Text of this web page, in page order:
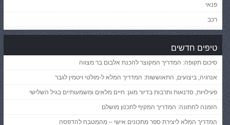
פנאי
רכב
טיפים חדשים
סיכום תקופה: המדריך המקוצר להכנת אלבום בר מצווה
אנרגיה, ביצועים, התאוששות: המדריך המלא ל-מולטי ויטמין לגבר
פעילויות, סדנאות ותרבות בדיור מוגן: חיים מלאים ומשמעותיים בגיל השלישי
הזמנה לחתונה: המדריך המקיף לתכנון מושלם
המדריך המלא ליצירת ספר מתכונים אישי – מהמטבח להדפסה